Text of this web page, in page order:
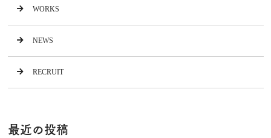
WORKS
NEWS
RECRUIT
最近の投稿